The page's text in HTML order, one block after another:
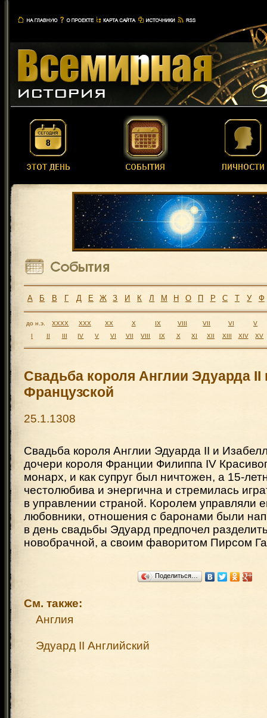
А Б В Г Д Е Ж З И К Л М Н О П Р С Т У Ф
до н.э. XXXX XXX XX X IX VIII VII VI
V
I
II III IV V VI VII VIII IX X XI XII XIII XIV XV
Свадьба короля Англии Эдуарда
Французской
25.1.1308
Свадьба короля Англии Эдуарда II и
дочери короля Франции Филиппа IV
монарх, и как супруг был ничтожен, а 15-
честолюбива и энергична и стремилась
в управлении страной. Королем управляли
любовники, отношения с баронами были
в день свадьбы Эдуард предпочел
новобрачной, а своим фаворитом Пирсом
Поделиться…
См. также:
Англия
Эдуард II Английский